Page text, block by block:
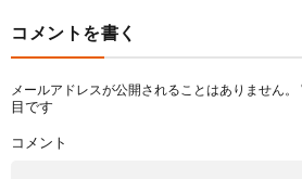
コメントを書く
メールアドレスが公開されることはありません。
目です
コメント